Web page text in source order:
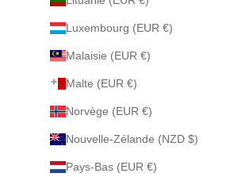
Luxembourg (EUR €)
Malaisie (EUR €)
Malte (EUR €)
Norvège (EUR €)
Nouvelle-Zélande (NZD $)
Pays-Bas (EUR €)